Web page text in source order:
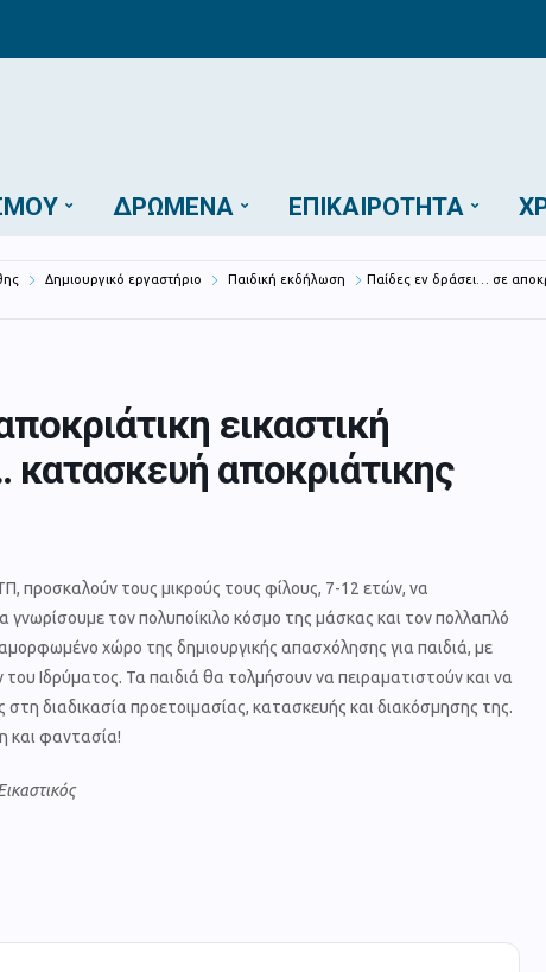
ΔΡΏΜΕΝΑ ΕΠΙΚΑΙΡΌΤΗΤΑ
Δημιουργικό εργαστήριο Παιδική εκδήλωση
Παίδες εν δράσει… σε
εικαστική
αποκριάτικης
προσκαλούν τους μικρούς τους φίλους, 7-12 ετών, να
γνωρίσουμε τον πολυποίκιλο κόσμο της μάσκας και τον πολλαπλό
χώρο της δημιουργικής απασχόλησης για παιδιά, με
Ιδρύματος. Τα παιδιά θα τολμήσουν να πειραματιστούν και να
διαδικασία προετοιμασίας, κατασκευής και διακόσμησης της.
και φαντασία!